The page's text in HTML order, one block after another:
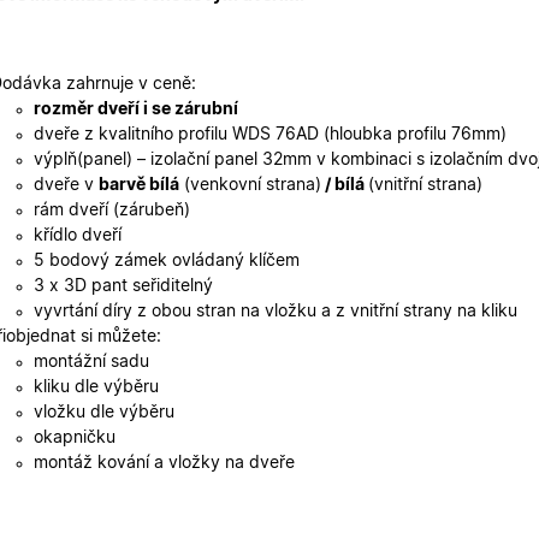
zahrnuje v ceně:
rozměr dveří i se zárubní
dveře z kvalitního profilu WDS 76AD (hloubka profilu 76mm)
výplň(panel) – izolační panel 32mm v kombinaci s izolačním
dveře v barvě bílá (venkovní strana) / bílá (vnitřní strana)
rám dveří (zárubeň)
křídlo dveří
5 bodový zámek ovládaný klíčem
3 x 3D pant seřiditelný
vyvrtání díry z obou stran na vložku a z vnitřní strany na kliku
si můžete:
montážní sadu
kliku dle výběru
vložku dle výběru
okapničku
montáž kování a vložky na dveře
Cloudflare Inc.
.heureka.cz
minut
59
sekund
používání jejich webových stránek.
CookieScript
.oknadverenamiru.cz
5
měsíců
Tento soubor cookie používá služba Cookie-
.oknadverenamiru.cz 1 měsíc
Tento soubor cookie je nezbytný pro bezpečné
.oknadverenamiru.cz 1 měsíc
Tento soubor cookie uchovává informaci o
.oknadverenamiru.cz
.oknadverenamiru.cz
Zásadách ochrany osobních údajů společnosti Google